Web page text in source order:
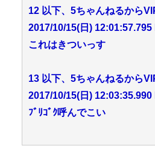
12 以下、5ちゃんねるから
2017/10/15(日)
これはきついっす
13 以下、5ちゃんねるから
2017/10/15(日)
ﾌﾞﾘｺﾞｸ呼んでこい